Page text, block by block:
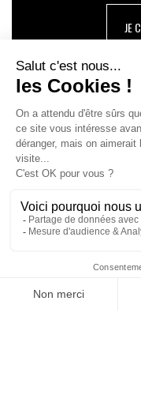
JE